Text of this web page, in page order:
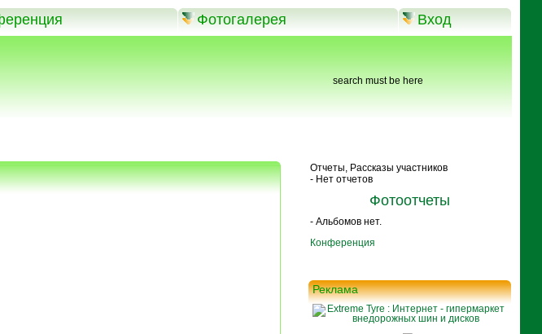
Фотогалерея Вход
search must be here
Отчеты, Рассказы участников
- Нет отчетов
Фотоотчеты
- Альбомов нет.
Конференция
Реклама